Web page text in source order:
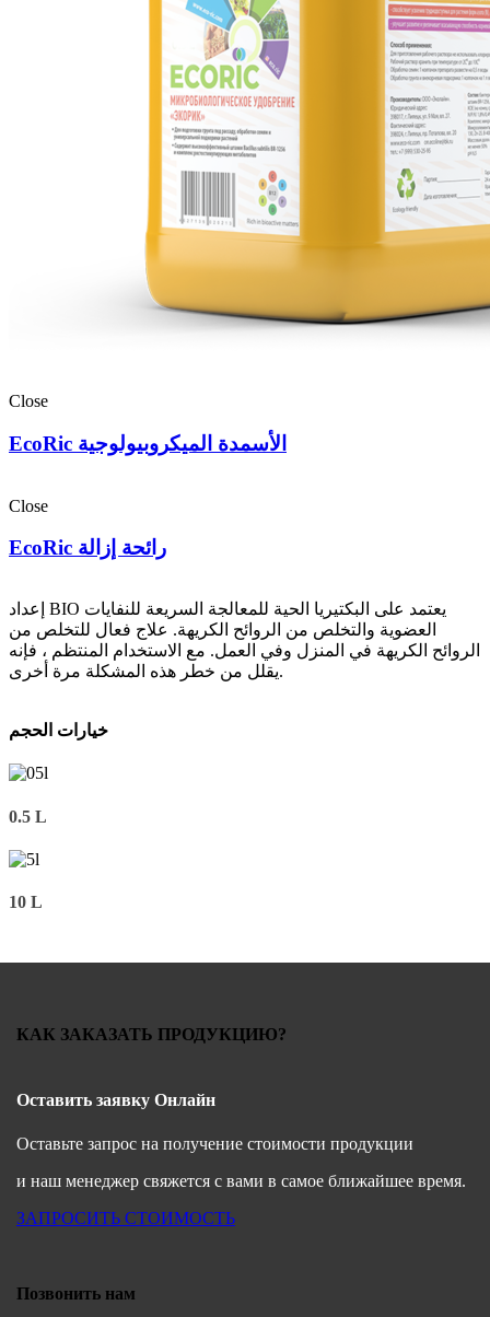
Close
EcoRic الأسمدة الميكروبيولوجية
Close
EcoRic رائحة إزالة
إعداد BIO يعتمد على البكتيريا الحية للمعالجة السريعة للنفايات
العضوية والتخلص من الروائح الكريهة. علاج فعال للتخلص من
الروائح الكريهة في المنزل وفي العمل. مع الاستخدام المنتظم ، فإنه
يقلل من خطر هذه المشكلة مرة أخرى.
خيارات الحجم
0.5 L
10 L
КАК ЗАКАЗАТЬ ПРОДУКЦИЮ?
Оставить заявку Онлайн
Оставьте запрос на получение стоимости продукции
и наш менеджер свяжется с вами в самое ближайшее время.
ЗАПРОСИТЬ СТОИМОСТЬ
Позвонить нам